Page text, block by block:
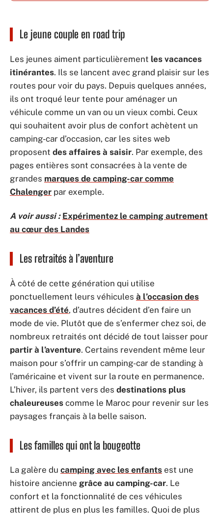
Le jeune couple en road trip
Les jeunes aiment particulièrement les vacances
itinérantes. Ils se lancent avec grand plaisir sur les
routes pour voir du pays. Depuis quelques années,
ils ont troqué leur tente pour aménager un
véhicule comme un van ou un vieux combi. Ceux
qui souhaitent avoir plus de confort achètent un
camping-car d’occasion, car les sites web
proposent des affaires à saisir. Par exemple, des
pages entières sont consacrées à la vente de
grandes marques de camping-car comme
Chalenger par exemple.
A voir aussi : Expérimentez le camping autrement
au cœur des Landes
Les retraités à l’aventure
À côté de cette génération qui utilise
ponctuellement leurs véhicules à l’occasion des
vacances d’été, d’autres décident d’en faire un
mode de vie. Plutôt que de s’enfermer chez soi, de
nombreux retraités ont décidé de tout laisser pour
partir à l’aventure. Certains revendent même leur
maison pour s’offrir un camping-car de standing à
l’américaine et vivent sur la route en permanence.
L’hiver, ils partent vers des destinations plus
chaleureuses comme le Maroc pour revenir sur les
paysages français à la belle saison.
Les familles qui ont la bougeotte
La galère du camping avec les enfants est une
histoire ancienne grâce au camping-car. Le
confort et la fonctionnalité de ces véhicules
attirent de plus en plus les familles. Quoi de plus